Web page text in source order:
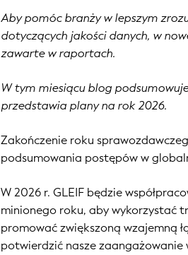
Aby pomóc branży w lepszym
dotyczących jakości danych, w
zawarte w raportach.
W tym miesiącu blog
przedstawia plany na rok 2026.
Zakończenie roku
podsumowania postępów w
W 2026 r. GLEIF będzie
minionego roku, aby wykorzystać
promować zwiększoną wzajemną
potwierdzić nasze zaangażowanie